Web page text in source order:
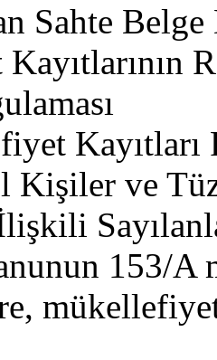
Sahte
Kayıtları
Kişiler ve
153/A